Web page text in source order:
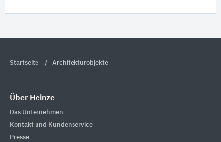
Startseite Architekturobjekte
Über Heinze
Das Unternehmen
Kontakt und Kundenservice
Presse